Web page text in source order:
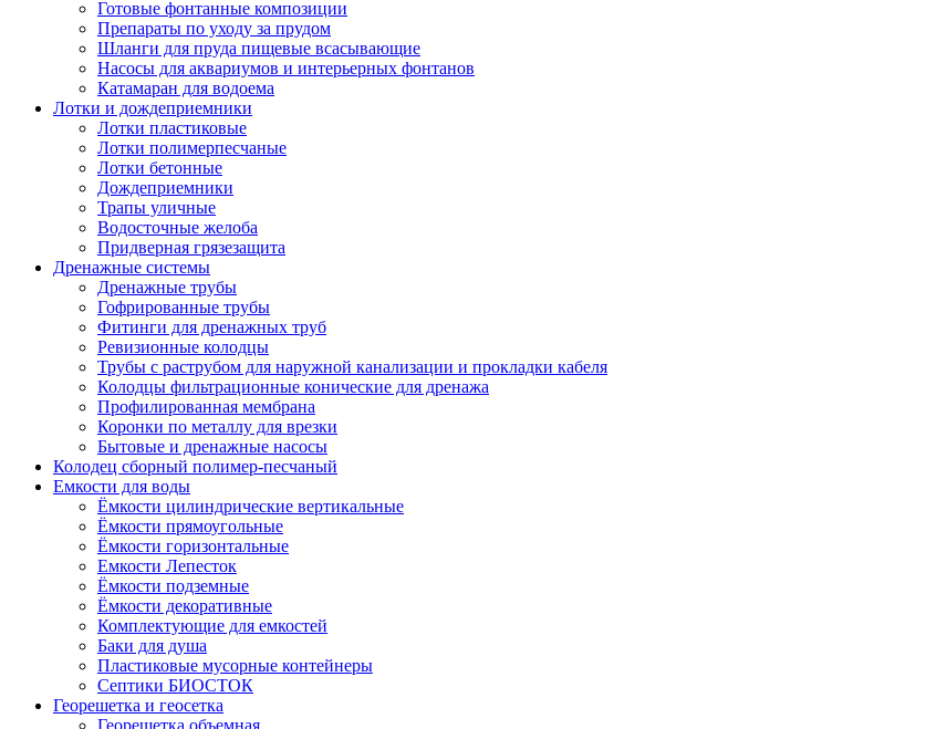
Готовые фонтанные композиции
Препараты по уходу за прудом
Шланги для пруда пищевые всасывающие
Насосы для аквариумов и интерьерных фонтанов
Катамаран для водоема
Лотки и дождеприемники
Лотки пластиковые
Лотки полимерпесчаные
Лотки бетонные
Дождеприемники
Трапы уличные
Водосточные желоба
Придверная грязезащита
Дренажные системы
Дренажные трубы
Гофрированные трубы
Фитинги для дренажных труб
Ревизионные колодцы
Трубы с раструбом для наружной канализации и прокладки кабеля
Колодцы фильтрационные конические для дренажа
Профилированная мембрана
Коронки по металлу для врезки
Бытовые и дренажные насосы
Колодец сборный полимер-песчаный
Емкости для воды
Ёмкости цилиндрические вертикальные
Ёмкости прямоугольные
Ёмкости горизонтальные
Емкости Лепесток
Ёмкости подземные
Ёмкости декоративные
Комплектующие для емкостей
Баки для душа
Пластиковые мусорные контейнеры
Септики БИОСТОК
Георешетка и геосетка
Георешетка объемная